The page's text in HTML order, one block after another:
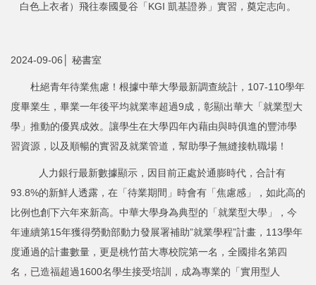
白色上衣者）飛往泰國曼谷「KGI 凱基證券」實習，奠定志向。
2024-09-06│ 秘書室
杜絕青年待業焦慮！根據中華大學最新調查統計，107-110學年
度畢業生，畢業一年後平均就業率超過9成，彰顯出華大「就業型大
學」推動的優異成效。讓學生在大學四年內藉由與時俱進的豐沛學
習資源，以及順暢的實習及就業管道，幫助學子無縫接軌職場！
人力銀行最新數據顯示，因目前正處於通膨時代，合計有
93.8%的新鮮人透露，在「待業期間」時會有「焦慮感」，如此高的
比例也創下六年來新高。中華大學身為典型的「就業型大學」，今
年連續第15年獲得勞動部動力發展署補助”就業學程”計畫，113學年
度通過的計畫數量，更是桃竹苗大專校院第一名，全國排名第四
名，已造福超過1600名學生接受培訓，成為專業的「實用型人